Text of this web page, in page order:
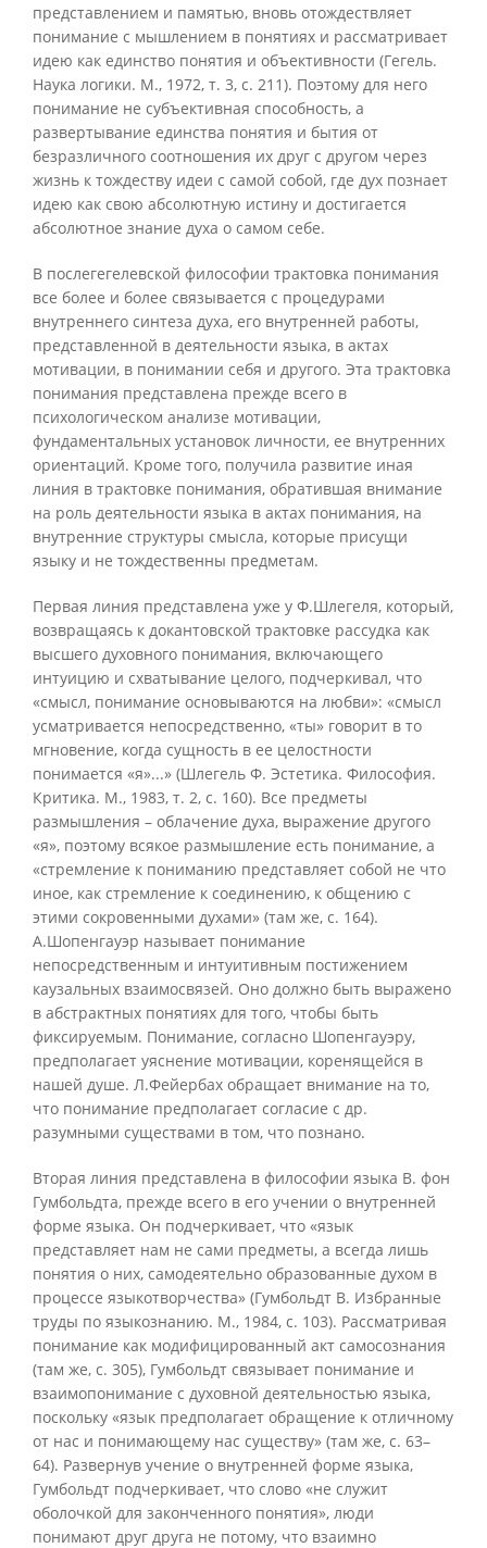
представлением и памятью, вновь отождествляет
понимание с мышлением в понятиях и рассматривает
идею как единство понятия и объективности (Гегель.
Наука логики. М., 1972, т. 3, с. 211). Поэтому для него
понимание не субъективная способность, а
развертывание единства понятия и бытия от
безразличного соотношения их друг с другом через
жизнь к тождеству идеи с самой собой, где дух познает
идею как свою абсолютную истину и достигается
абсолютное знание духа о самом себе.
В послегегелевской философии трактовка понимания
все более и более связывается с процедурами
внутреннего синтеза духа, его внутренней работы,
представленной в деятельности языка, в актах
мотивации, в понимании себя и другого. Эта трактовка
понимания представлена прежде всего в
психологическом анализе мотивации,
фундаментальных установок личности, ее внутренних
ориентаций. Кроме того, получила развитие иная
линия в трактовке понимания, обратившая внимание
на роль деятельности языка в актах понимания, на
внутренние структуры смысла, которые присущи
языку и не тождественны предметам.
Первая линия представлена уже у Ф.Шлегеля, который,
возвращаясь к докантовской трактовке рассудка как
высшего духовного понимания, включающего
интуицию и схватывание целого, подчеркивал, что
«смысл, понимание основываются на любви»: «смысл
усматривается непосредственно, «ты» говорит в то
мгновение, когда сущность в ее целостности
понимается «я»...» (Шлегель Ф. Эстетика. Философия.
Критика. М., 1983, т. 2, с. 160). Все предметы
размышления – облачение духа, выражение другого
«я», поэтому всякое размышление есть понимание, а
«стремление к пониманию представляет собой не что
иное, как стремление к соединению, к общению с
этими сокровенными духами» (там же, с. 164).
А.Шопенгауэр называет понимание
непосредственным и интуитивным постижением
каузальных взаимосвязей. Оно должно быть выражено
в абстрактных понятиях для того, чтобы быть
фиксируемым. Понимание, согласно Шопенгауэру,
предполагает уяснение мотивации, коренящейся в
нашей душе. Л.Фейербах обращает внимание на то,
что понимание предполагает согласие с др.
разумными существами в том, что познано.
Вторая линия представлена в философии языка В. фон
Гумбольдта, прежде всего в его учении о внутренней
форме языка. Он подчеркивает, что «язык
представляет нам не сами предметы, а всегда лишь
понятия о них, самодеятельно образованные духом в
процессе языкотворчества» (Гумбольдт В. Избранные
труды по языкознанию. М., 1984, с. 103). Рассматривая
понимание как модифицированный акт самосознания
(там же, с. 305), Гумбольдт связывает понимание и
взаимопонимание с духовной деятельностью языка,
поскольку «язык предполагает обращение к отличному
от нас и понимающему нас существу» (там же, с. 63–
64). Развернув учение о внутренней форме языка,
Гумбольдт подчеркивает, что слово «не служит
оболочкой для законченного понятия», люди
понимают друг друга не потому, что взаимно